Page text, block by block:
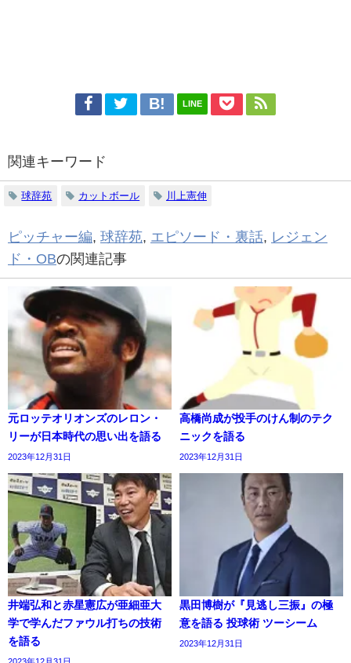
LINE
関連キーワード
球辞苑 カットボール 川上憲伸
ピッチャー編, 球辞苑, エピソード・裏話,
レジェン
ド・OBの関連記事
元ロッテオリオンズのレロン・
リーが日本時代の思い出を語る
2023年12月31日
高橋尚成が投手のけん制のテク
ニックを語る
2023年12月31日
井端弘和と赤星憲広が亜細亜大
学で学んだファウル打ちの技術
を語る
黒田博樹が『見逃し三振』の極
意を語る 投球術 ツーシーム
2023年12月31日